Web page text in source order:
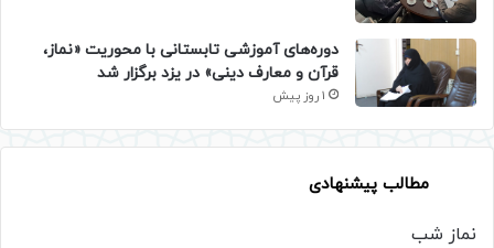
دوره‌های آموزشی تابستانی با محوریت «نماز،
قرآن و معارف دینی» در یزد برگزار شد
1 روز پیش
مطالب پیشنهادی
نماز شب